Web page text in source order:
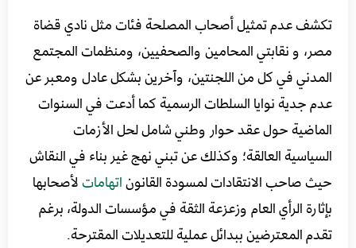
تكشف عدم تمثيل أصحاب المصلحة فئات مثل نادي قضاة
مصر، و نقابتي المحامين والصحفيين، ومنظمات المجتمع
المدني في كل من اللجنتين، وآخرين بشكل عادل ومعبر عن
عدم جدية نوايا السلطات الرسمية كما أدعت في السنوات
الماضية حول عقد حوار وطني شامل لحل الأزمات
السياسية العالقة؛ وكذلك عن تبني نهج غير بناء في النقاش
حيث صاحب الانتقادات لمسودة القانوناتهاماتلأصحابها
بإثارة الرأي العام وزعزعة الثقة في مؤسسات الدولة، برغم
تقدم المعترضين ببدائل عملية للتعديلات المقترحة.